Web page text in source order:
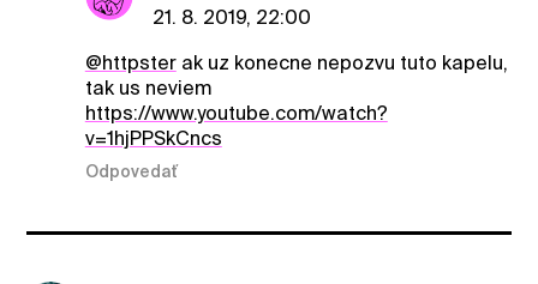
21. 8. 2019, 22:00
@httpsterak uz konecne nepozvu tuto kapelu,
tak us neviem
https://www.youtube.com/watch?
v=1hjPPSkCncs
Odpovedať